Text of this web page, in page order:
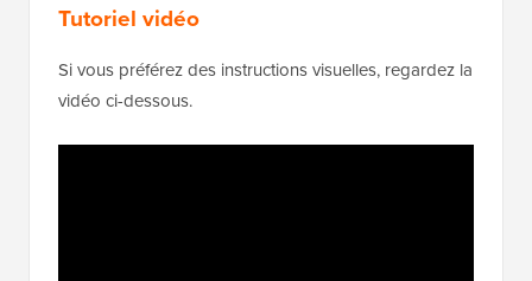
Tutoriel vidéo
Si vous préférez des instructions visuelles, regardez la
vidéo ci-dessous.